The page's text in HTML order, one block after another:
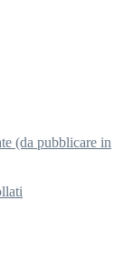
(da pubblicare in